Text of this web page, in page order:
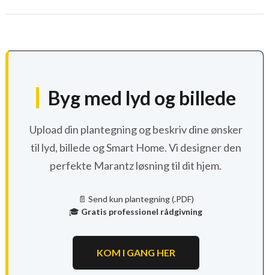
Byg med lyd og billede
Upload din plantegning og beskriv dine ønsker
til lyd, billede og Smart Home. Vi designer den
perfekte Marantz løsning til dit hjem.
📄 Send kun plantegning (.PDF)
🎓 Gratis professionel rådgivning
KOM I GANG HER